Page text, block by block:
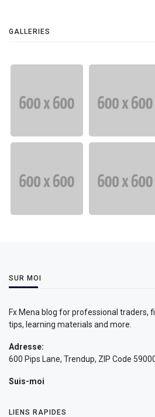
GALLERIES
SUR MOI
Fx Mena blog for professional traders,
tips, learning materials and more.
Adresse:
600 Pips Lane, Trendup, ZIP Code
Suis-moi
LIENS RAPIDES